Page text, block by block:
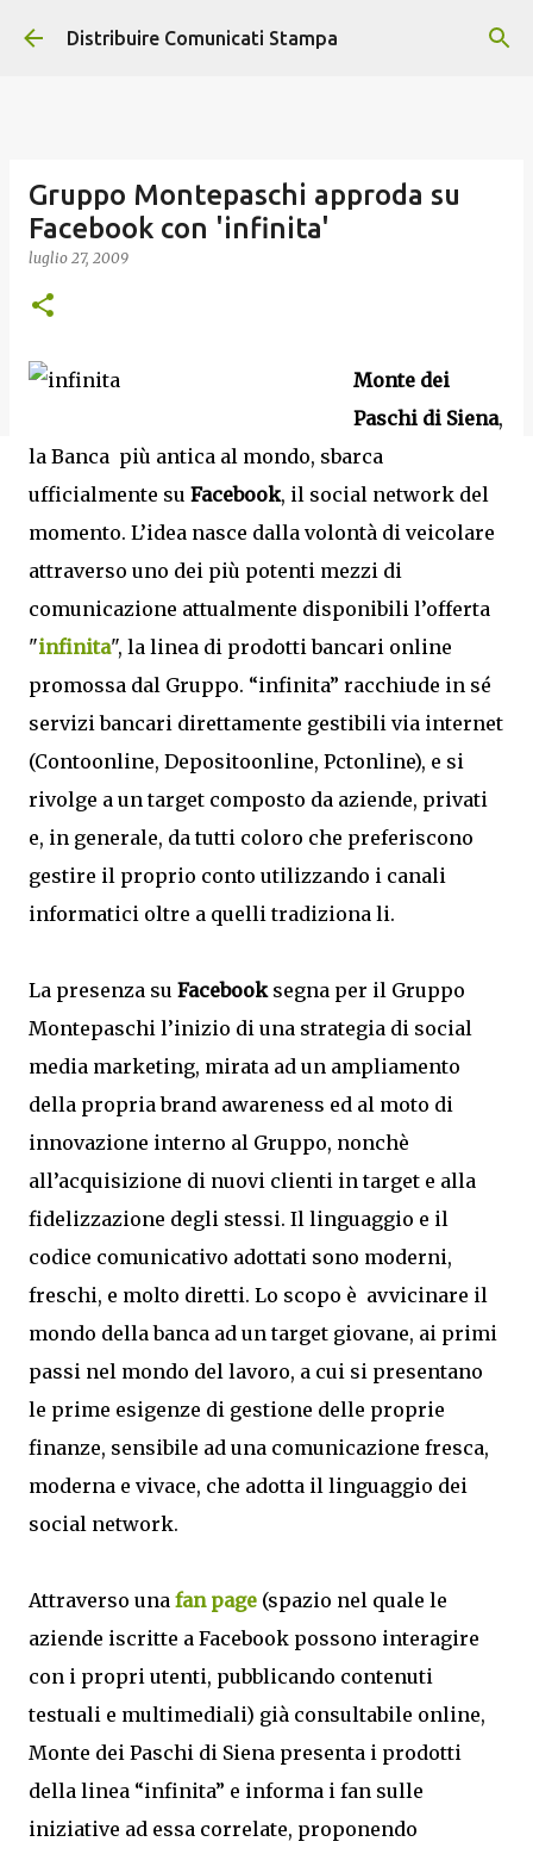
Passa ai contenuti principali
Distribuire Comunicati Stampa
Gruppo Montepaschi approda su
Facebook con 'infinita'
luglio 27, 2009
Monte dei
Paschi di Siena,
la Banca più antica al mondo, sbarca
ufficialmente su Facebook, il social network del
momento. L’idea nasce dalla volontà di veicolare
attraverso uno dei più potenti mezzi di
comunicazione attualmente disponibili l’offerta
"infinita", la linea di prodotti bancari online
promossa dal Gruppo. “infinita” racchiude in sé
servizi bancari direttamente gestibili via internet
(Contoonline, Depositoonline, Pctonline), e si
rivolge a un target composto da aziende, privati
e, in generale, da tutti coloro che preferiscono
gestire il proprio conto utilizzando i canali
informatici oltre a quelli tradiziona li.
La presenza su Facebooksegna per il Gruppo
Montepaschi l’inizio di una strategia di social
media marketing, mirata ad un ampliamento
della propria brand awareness ed al moto di
innovazione interno al Gruppo, nonchè
all’acquisizione di nuovi clienti in target e alla
fidelizzazione degli stessi. Il linguaggio e il
codice comunicativo adottati sono moderni,
freschi, e molto diretti. Lo scopo è avvicinare il
mondo della banca ad un target giovane, ai primi
passi nel mondo del lavoro, a cui si presentano
le prime esigenze di gestione delle proprie
finanze, sensibile ad una comunicazione fresca,
moderna e vivace, che adotta il linguaggio dei
social network.
Attraverso una fan page (spazio nel quale le
aziende iscritte a Facebook possono interagire
con i propri utenti, pubblicando contenuti
testuali e multimediali) già consultabile online,
Monte dei Paschi di Siena presenta i prodotti
della linea “infinita” e informa i fan sulle
iniziative ad essa correlate, proponendo